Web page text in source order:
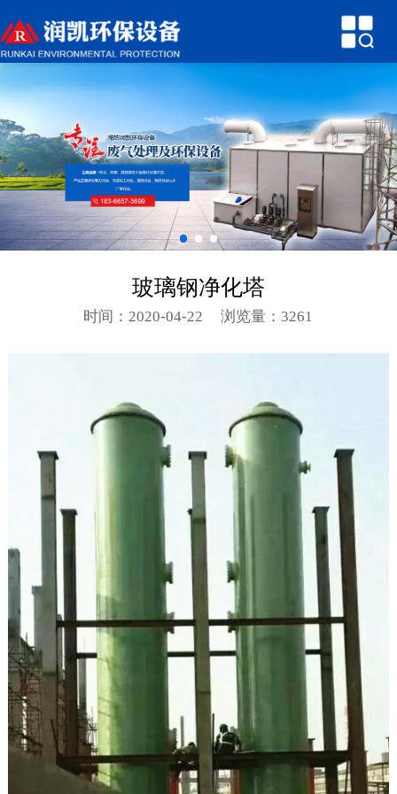
关于润凯
产品中心
新闻中心
技术参数
行业知识
环保案例
玻璃钢净化塔
时间：2020-04-22 浏览量：3261